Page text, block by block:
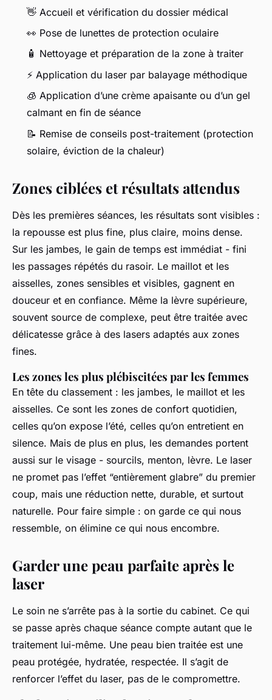
👋 Accueil et vérification du dossier médical
👀 Pose de lunettes de protection oculaire
🧴 Nettoyage et préparation de la zone à traiter
⚡ Application du laser par balayage méthodique
🧊 Application d’une crème apaisante ou d’un gel
calmant en fin de séance
📝 Remise de conseils post-traitement (protection
solaire, éviction de la chaleur)
Zones ciblées et résultats attendus
Dès les premières séances, les résultats sont visibles :
la repousse est plus fine, plus claire, moins dense.
Sur les jambes, le gain de temps est immédiat - fini
les passages répétés du rasoir. Le maillot et les
aisselles, zones sensibles et visibles, gagnent en
douceur et en confiance. Même la lèvre supérieure,
souvent source de complexe, peut être traitée avec
délicatesse grâce à des lasers adaptés aux zones
fines.
Les zones les plus plébiscitées par les femmes
En tête du classement : les jambes, le maillot et les
aisselles. Ce sont les zones de confort quotidien,
celles qu’on expose l’été, celles qu’on entretient en
silence. Mais de plus en plus, les demandes portent
aussi sur le visage - sourcils, menton, lèvre. Le laser
ne promet pas l’effet “entièrement glabre” du premier
coup, mais une réduction nette, durable, et surtout
naturelle. Pour faire simple : on garde ce qui nous
ressemble, on élimine ce qui nous encombre.
Garder une peau parfaite après le
laser
Le soin ne s’arrête pas à la sortie du cabinet. Ce qui
se passe après chaque séance compte autant que le
traitement lui-même. Une peau bien traitée est une
peau protégée, hydratée, respectée. Il s’agit de
renforcer l’effet du laser, pas de le compromettre.